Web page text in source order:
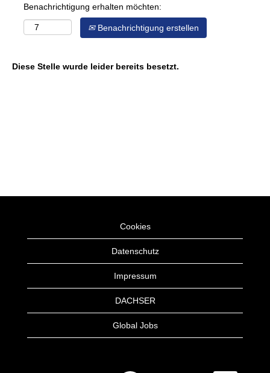
Benachrichtigung erhalten möchten:
Benachrichtigung erstellen
Diese Stelle wurde leider bereits besetzt.
Cookies
Datenschutz
Impressum
DACHSER
Global Jobs